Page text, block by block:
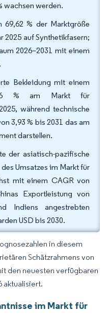
wachsen werden.
69,62 % der Marktgröße
2025 auf Synthetikfasern;
2026–2031 mit einem
Bekleidung mit einem
% am Markt für
während technische
3,93 % bis 2031 das am
darstellen.
der asiatisch-pazifische
Umsatzes im Markt für
mit einem CAGR von
Exportleistung von
Indiens angestrebten
USD bis 2030.
in diesem
Schätzrahmens von
den neuesten verfügbaren
aktualisiert.
im Markt für